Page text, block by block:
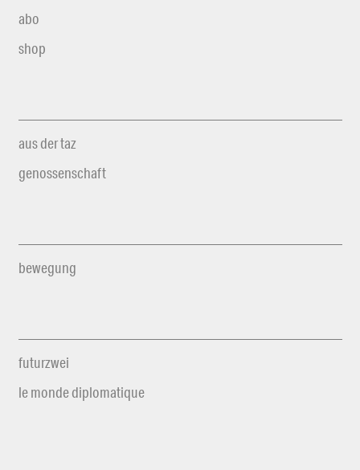
abo
shop
aus der taz
genossenschaft
bewegung
futurzwei
le monde diplomatique